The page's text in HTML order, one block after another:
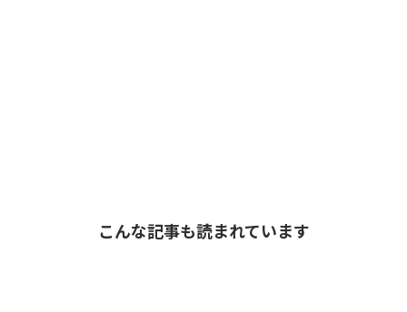
こんな記事も読まれています